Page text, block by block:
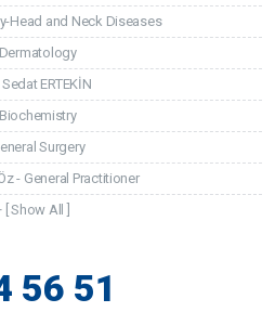
Head and Neck Diseases
Dermatology
Sedat ERTEKİN
Biochemistry
Surgery
- General Practitioner
[ Show All ]
56 51